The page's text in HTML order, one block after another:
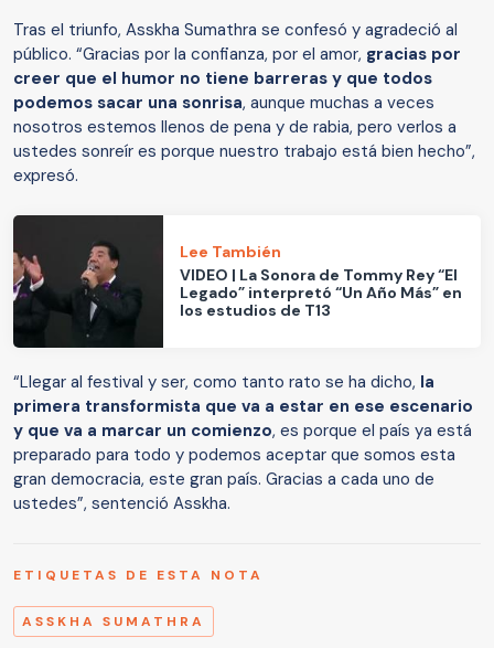
Tras el triunfo, Asskha Sumathra se confesó y agradeció al
público. “Gracias por la confianza, por el amor, gracias por
creer que el humor no tiene barreras y que todos
podemos sacar una sonrisa, aunque muchas a veces
nosotros estemos llenos de pena y de rabia, pero verlos a
ustedes sonreír es porque nuestro trabajo está bien hecho”,
expresó.
Lee También
VIDEO | La Sonora de Tommy Rey “El
Legado” interpretó “Un Año Más” en
los estudios de T13
“Llegar al festival y ser, como tanto rato se ha dicho, la
primera transformista que va a estar en ese escenario
y que va a marcar un comienzo, es porque el país ya está
preparado para todo y podemos aceptar que somos esta
gran democracia, este gran país. Gracias a cada uno de
ustedes”, sentenció Asskha.
ETIQUETAS DE ESTA NOTA
ASSKHA SUMATHRA